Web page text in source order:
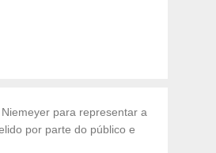
para representar a
por parte do público e